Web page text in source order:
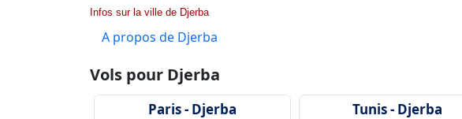
Infos sur la ville de Djerba
A propos de Djerba
Vols pour Djerba
Paris - Djerba Tunis - Djerba